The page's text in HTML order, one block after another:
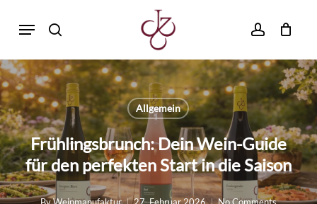
content
search account
Menu
Allgemein
Frühlingsbrunch: Dein Wein-Guide
für den perfekten Start in die Saison